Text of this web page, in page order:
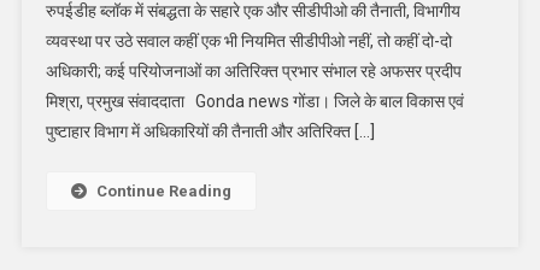
विकास
विभाग
की
प्रशासनिक
रुपईडीह ब्लॉक में संबद्धता के सहारे एक और सीडीपीओ की तैनाती, विभागीय
व्यवस्था पर उठे सवाल कहीं एक भी नियमित सीडीपीओ नहीं, तो कहीं दो-दो
अधिकारी; कई परियोजनाओं का अतिरिक्त प्रभार संभाल रहे अफसर प्रदीप
मिश्रा, प्रमुख संवाददाता Gonda news गोंडा। जिले के बाल विकास एवं
पुष्टाहार विभाग में अधिकारियों की तैनाती और अतिरिक्त […]
Continue Reading